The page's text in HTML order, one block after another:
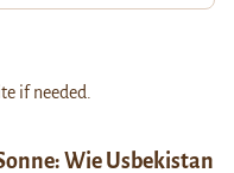
Wie Usbekistan
if needed.